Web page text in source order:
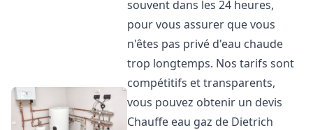
souvent dans les 24 heures,
pour vous assurer que vous
n'êtes pas privé d'eau chaude
trop longtemps. Nos tarifs sont
compétitifs et transparents,
vous pouvez obtenir un devis
Chauffe eau gaz de Dietrich